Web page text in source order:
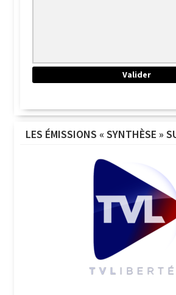
LES ÉMISSIONS « SYNTHÈSE »